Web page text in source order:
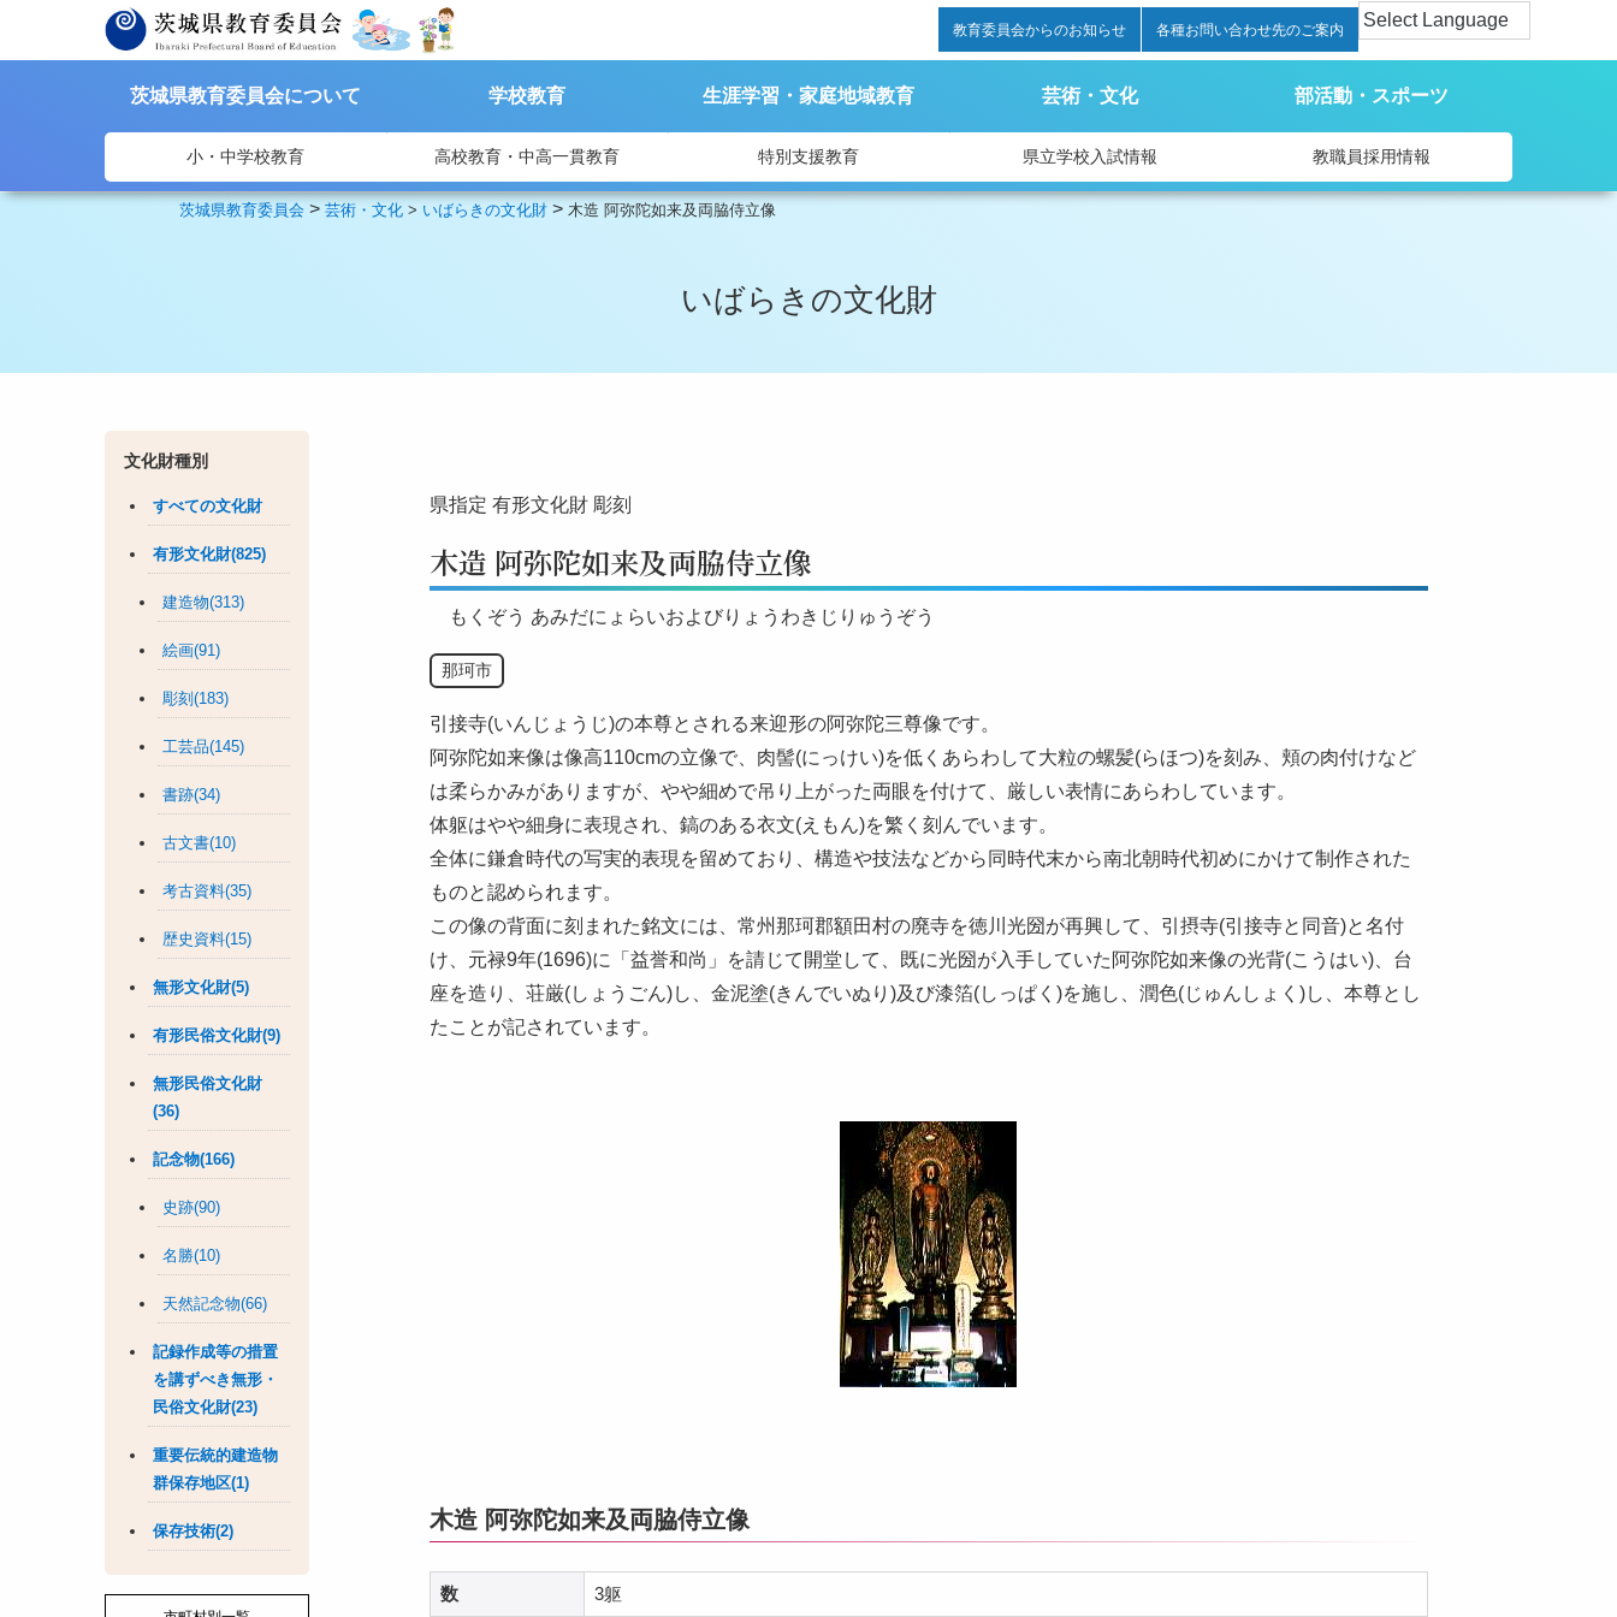
教育委員会からのお知らせ 各種お問い合わせ先のご案内
茨城県教育委員会について 学校教育 生涯学習・家庭地域教育 芸術・文化 部活動・スポーツ
小・中学校教育 高校教育・中高一貫教育 特別支援教育 県立学校入試情報 教職員採用情報
茨城県教育委員会 >芸術・文化 > いばらきの文化財 > 木造 阿弥陀如来及両脇侍立像
いばらきの文化財
文化財種別
すべての文化財
有形文化財(825)
建造物(313)
絵画(91)
彫刻(183)
工芸品(145)
書跡(34)
古文書(10)
考古資料(35)
歴史資料(15)
無形文化財(5)
有形民俗文化財(9)
無形民俗文化財
(36)
記念物(166)
史跡(90)
名勝(10)
天然記念物(66)
記録作成等の措置
を講ずべき無形・
民俗文化財(23)
重要伝統的建造物
群保存地区(1)
保存技術(2)
県指定 有形文化財 彫刻
木造 阿弥陀如来及両脇侍立像
もくぞう あみだにょらいおよびりょうわきじりゅうぞう
那珂市
引接寺(いんじょうじ)の本尊とされる来迎形の阿弥陀三尊像です。
阿弥陀如来像は像高110cmの立像で、肉髻(にっけい)を低くあらわして大粒の螺髪(らほつ)を刻み、頬の肉付けなど
は柔らかみがありますが、やや細めで吊り上がった両眼を付けて、厳しい表情にあらわしています。
体躯はやや細身に表現され、鎬のある衣文(えもん)を繁く刻んでいます。
全体に鎌倉時代の写実的表現を留めており、構造や技法などから同時代末から南北朝時代初めにかけて制作された
ものと認められます。
この像の背面に刻まれた銘文には、常州那珂郡額田村の廃寺を徳川光圀が再興して、引摂寺(引接寺と同音)と名付
け、元禄9年(1696)に「益誉和尚」を請じて開堂して、既に光圀が入手していた阿弥陀如来像の光背(こうはい)、台
座を造り、荘厳(しょうごん)し、金泥塗(きんでいぬり)及び漆箔(しっぱく)を施し、潤色(じゅんしょく)し、本尊とし
たことが記されています。
木造 阿弥陀如来及両脇侍立像
数 3躯